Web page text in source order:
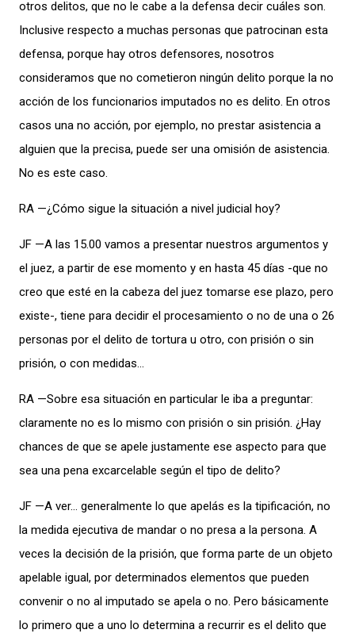
otros delitos, que no le cabe a la defensa decir cuáles son.
Inclusive respecto a muchas personas que patrocinan esta
defensa, porque hay otros defensores, nosotros
consideramos que no cometieron ningún delito porque la no
acción de los funcionarios imputados no es delito. En otros
casos una no acción, por ejemplo, no prestar asistencia a
alguien que la precisa, puede ser una omisión de asistencia.
No es este caso.
RA —¿Cómo sigue la situación a nivel judicial hoy?
JF —A las 15.00 vamos a presentar nuestros argumentos y
el juez, a partir de ese momento y en hasta 45 días -que no
creo que esté en la cabeza del juez tomarse ese plazo, pero
existe-, tiene para decidir el procesamiento o no de una o 26
personas por el delito de tortura u otro, con prisión o sin
prisión, o con medidas…
RA —Sobre esa situación en particular le iba a preguntar:
claramente no es lo mismo con prisión o sin prisión. ¿Hay
chances de que se apele justamente ese aspecto para que
sea una pena excarcelable según el tipo de delito?
JF —A ver… generalmente lo que apelás es la tipificación, no
la medida ejecutiva de mandar o no presa a la persona. A
veces la decisión de la prisión, que forma parte de un objeto
apelable igual, por determinados elementos que pueden
convenir o no al imputado se apela o no. Pero básicamente
lo primero que a uno lo determina a recurrir es el delito que